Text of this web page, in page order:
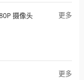
摄像头
更多
更多